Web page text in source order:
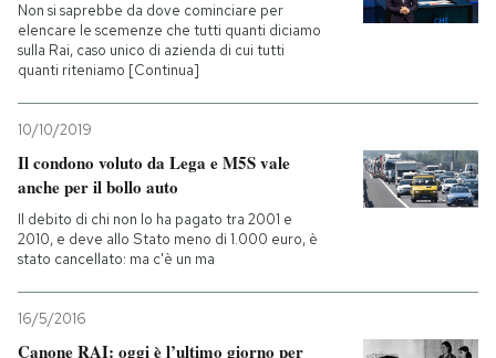
Non si saprebbe da dove cominciare per
elencare le scemenze che tutti quanti diciamo
sulla Rai, caso unico di azienda di cui tutti
quanti riteniamo [Continua]
10/10/2019
Il condono voluto da Lega e M5S vale
anche per il bollo auto
Il debito di chi non lo ha pagato tra 2001 e
2010, e deve allo Stato meno di 1.000 euro, è
stato cancellato: ma c'è un ma
16/5/2016
Canone RAI: oggi è l’ultimo giorno per